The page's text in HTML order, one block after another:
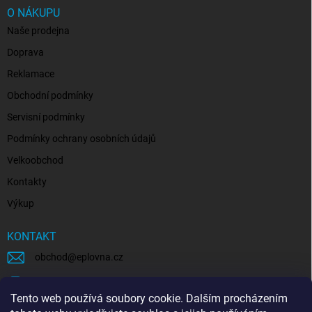
Tento web používá soubory cookie. Dalším procházením
O NÁKUPU
Naše prodejna
Doprava
Reklamace
Obchodní podmínky
Servisní podmínky
Podmínky ochrany osobních údajů
Velkoobchod
Kontakty
Výkup
KONTAKT
obchod @eplovna.cz